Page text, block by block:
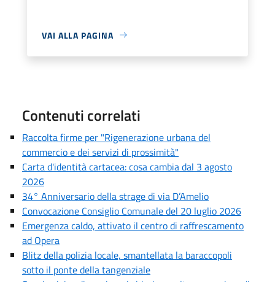
VAI ALLA PAGINA
Contenuti correlati
Raccolta firme per "Rigenerazione urbana del
commercio e dei servizi di prossimità"
Carta d'identità cartacea: cosa cambia dal 3 agosto
2026
34° Anniversario della strage di via D’Amelio
Convocazione Consiglio Comunale del 20 luglio 2026
Emergenza caldo, attivato il centro di raffrescamento
ad Opera
Blitz della polizia locale, smantellata la baraccopoli
sotto il ponte della tangenziale